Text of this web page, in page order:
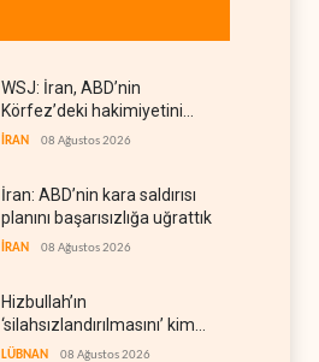
WSJ: İran, ABD’nin
Körfez’deki hakimiyetini
sona erdiriyor
İRAN 08 Ağustos 2026
İran: ABD’nin kara saldırısı
planını başarısızlığa uğrattık
İRAN 08 Ağustos 2026
Hizbullah’ın
‘silahsızlandırılmasını’ kim
denetleyecek?
LÜBNAN 08 Ağustos 2026